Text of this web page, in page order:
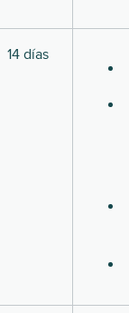
14 días